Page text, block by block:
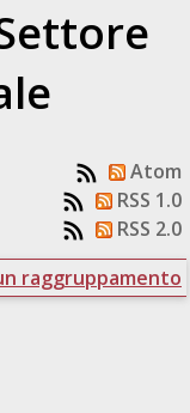
Atom
RSS 1.0
RSS 2.0
raggruppamento